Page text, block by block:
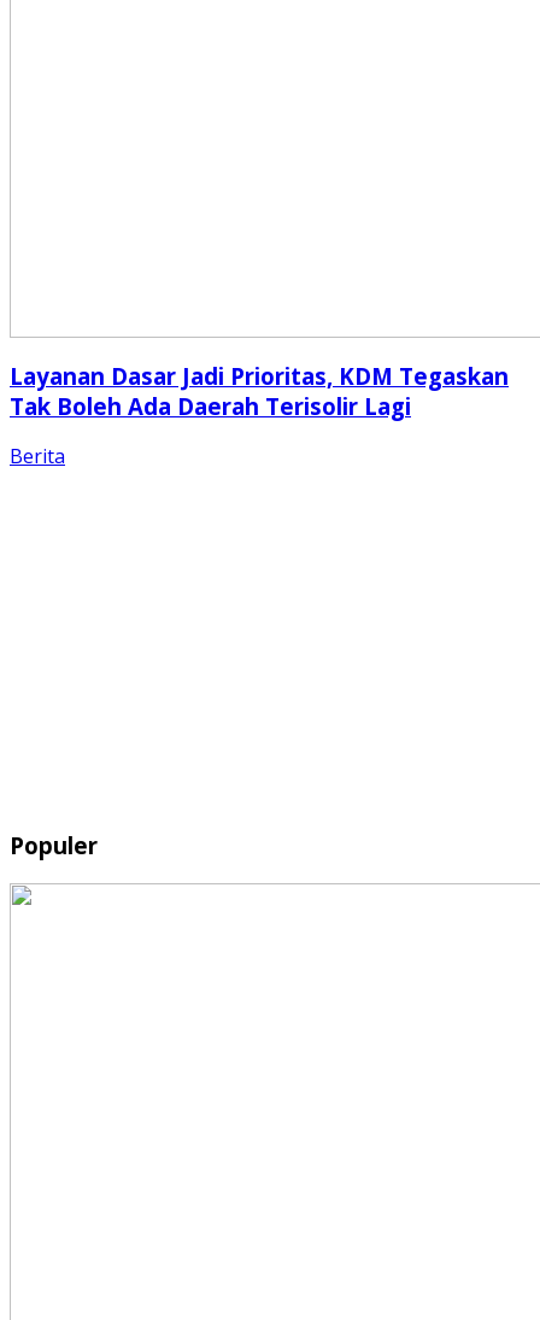
Layanan Dasar Jadi Prioritas, KDM Tegaskan
Tak Boleh Ada Daerah Terisolir Lagi
Berita
Populer